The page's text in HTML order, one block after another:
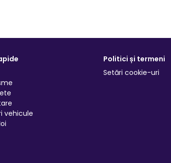
vehicule
Politici și termeni
Setări cookie-uri